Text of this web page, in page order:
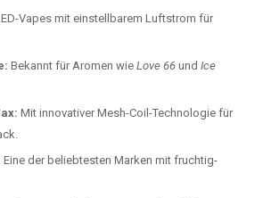
Vapes mit einstellbarem Luftstrom für
Bekannt für Aromen wie Love 66 und Ice
Mit innovativer Mesh-Coil-Technologie für
Eine der beliebtesten Marken mit fruchtig-